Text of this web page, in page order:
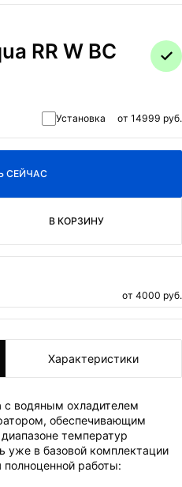
RR W BC
Установка от 14999 руб.
СЕЙЧАС
В КОРЗИНУ
от 4000 руб.
Характеристики
с водяным охладителем
обеспечивающим
температур
уже в базовой комплектации
работы:
я даю согласие на обработку
конфиденциальности.